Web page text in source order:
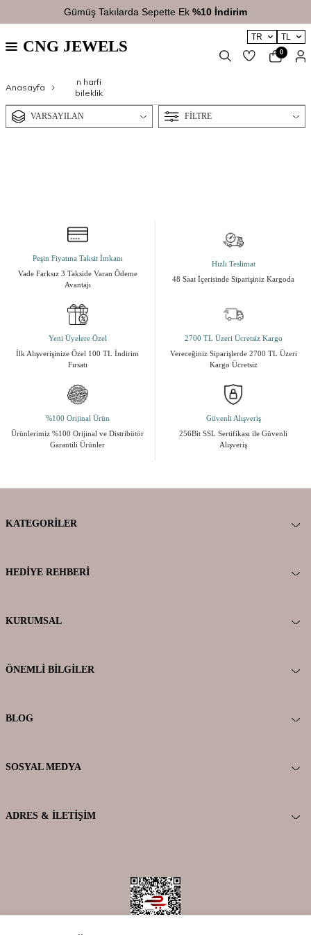
Gümüş Takılarda Sepette Ek %10 İndirim
TR TL
CNG JEWELS 0
Anasayfa
n harfi
bileklik
FILTRE
VARSAYILAN
Peşin Fiyatına Taksit İmkanı
Vade Farksız 3 Takside Varan Ödeme
Avantajı
Hızlı Teslimat
48 Saat İçerisinde Siparişiniz Kargoda
Yeni Üyelere Özel
İlk Alışverişinize Özel 100 TL İndirim
Fırsatı
2700 TL Üzeri Ücretsiz Kargo
Vereceğiniz Siparişlerde 2700 TL Üzeri
Kargo Ücretsiz
%100 Orijinal Ürün
Ürünlerimiz %100 Orijinal ve Distribütör
Garantili Ürünler
Güvenli Alışveriş
256Bit SSL Sertifikası ile Güvenli
Alışveriş
KATEGORILER
HEDIYE REHBERI
KURUMSAL
ÖNEMLI BILGILER
BLOG
SOSYAL MEDYA
ADRES & İLETIŞIM